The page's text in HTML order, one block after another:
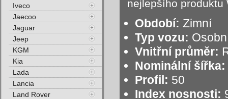
nejlepšího produktu
Období: Zimní
Typ vozu:
Vnitřní průměr:
Nominální šířka:
Profil: 50
Index nosnosti:
Iveco
Jaecoo
Jaguar
Jeep
KGM
Kia
Lada
Lancia
Land Rover